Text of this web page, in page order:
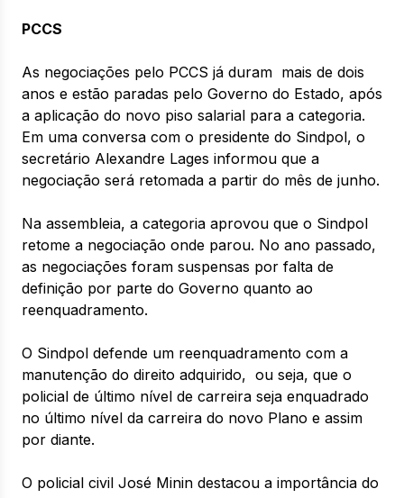
PCCS
As negociações pelo PCCS já duram mais de dois
anos e estão paradas pelo Governo do Estado, após
a aplicação do novo piso salarial para a categoria.
Em uma conversa com o presidente do Sindpol, o
secretário Alexandre Lages informou que a
negociação será retomada a partir do mês de junho.
Na assembleia, a categoria aprovou que o Sindpol
retome a negociação onde parou. No ano passado,
as negociações foram suspensas por falta de
definição por parte do Governo quanto ao
reenquadramento.
O Sindpol defende um reenquadramento com a
manutenção do direito adquirido, ou seja, que o
policial de último nível de carreira seja enquadrado
no último nível da carreira do novo Plano e assim
por diante.
O policial civil José Minin destacou a importância do